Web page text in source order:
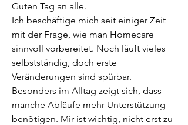
Guten Tag an alle.
Ich beschäftige mich seit einiger Zeit
mit der Frage, wie man Homecare
sinnvoll vorbereitet. Noch läuft vieles
selbstständig, doch erste
Veränderungen sind spürbar.
Besonders im Alltag zeigt sich, dass
manche Abläufe mehr Unterstützung
benötigen. Mir ist wichtig, nicht erst zu